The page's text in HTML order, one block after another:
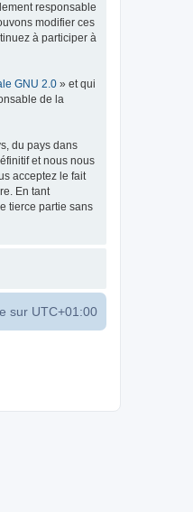
responsable
modifier ces
à participer à
GNU 2.0 » et qui
de la
du pays dans
et nous nous
acceptez le fait
En tant
tierce partie sans
sur UTC+01:00